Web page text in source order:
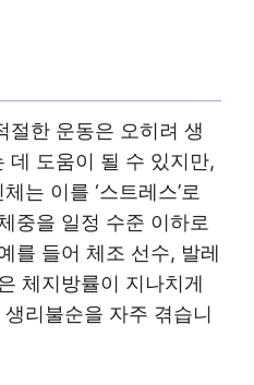
절한 운동은 오히려 생
데 도움이 될 수 있지만,
는 이를 ‘스트레스’로
중을 일정 수준 이하로
를 들어 체조 선수, 발레
체지방률이 지나치게
리불순을 자주 겪습니